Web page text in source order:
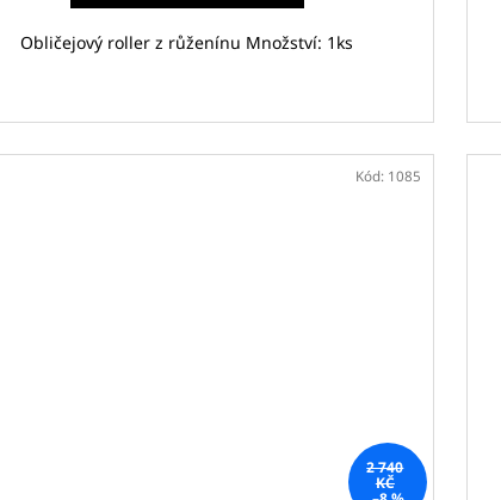
Obličejový roller z růženínu Množství: 1ks
2 740
KČ
Kód: 1085